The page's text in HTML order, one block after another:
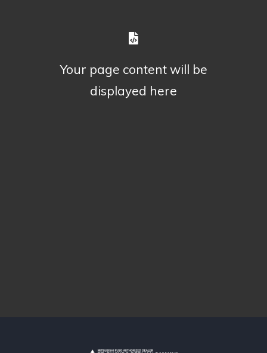
Your page content will be
displayed here